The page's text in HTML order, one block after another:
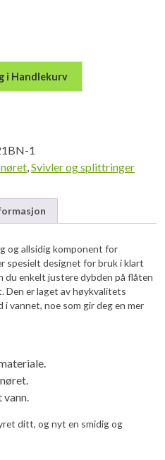
i Handlekurv
1
,Svivler og splittringer
og allsidig komponent for
spesielt designet for bruk i klart
du enkelt justere dybden på flåten
Den er laget av høykvalitets
vannet, noe som gir deg en mer
ditt, og nyt en smidig og